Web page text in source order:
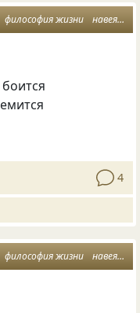
философия жизни навеяно
4
философия жизни навеяно